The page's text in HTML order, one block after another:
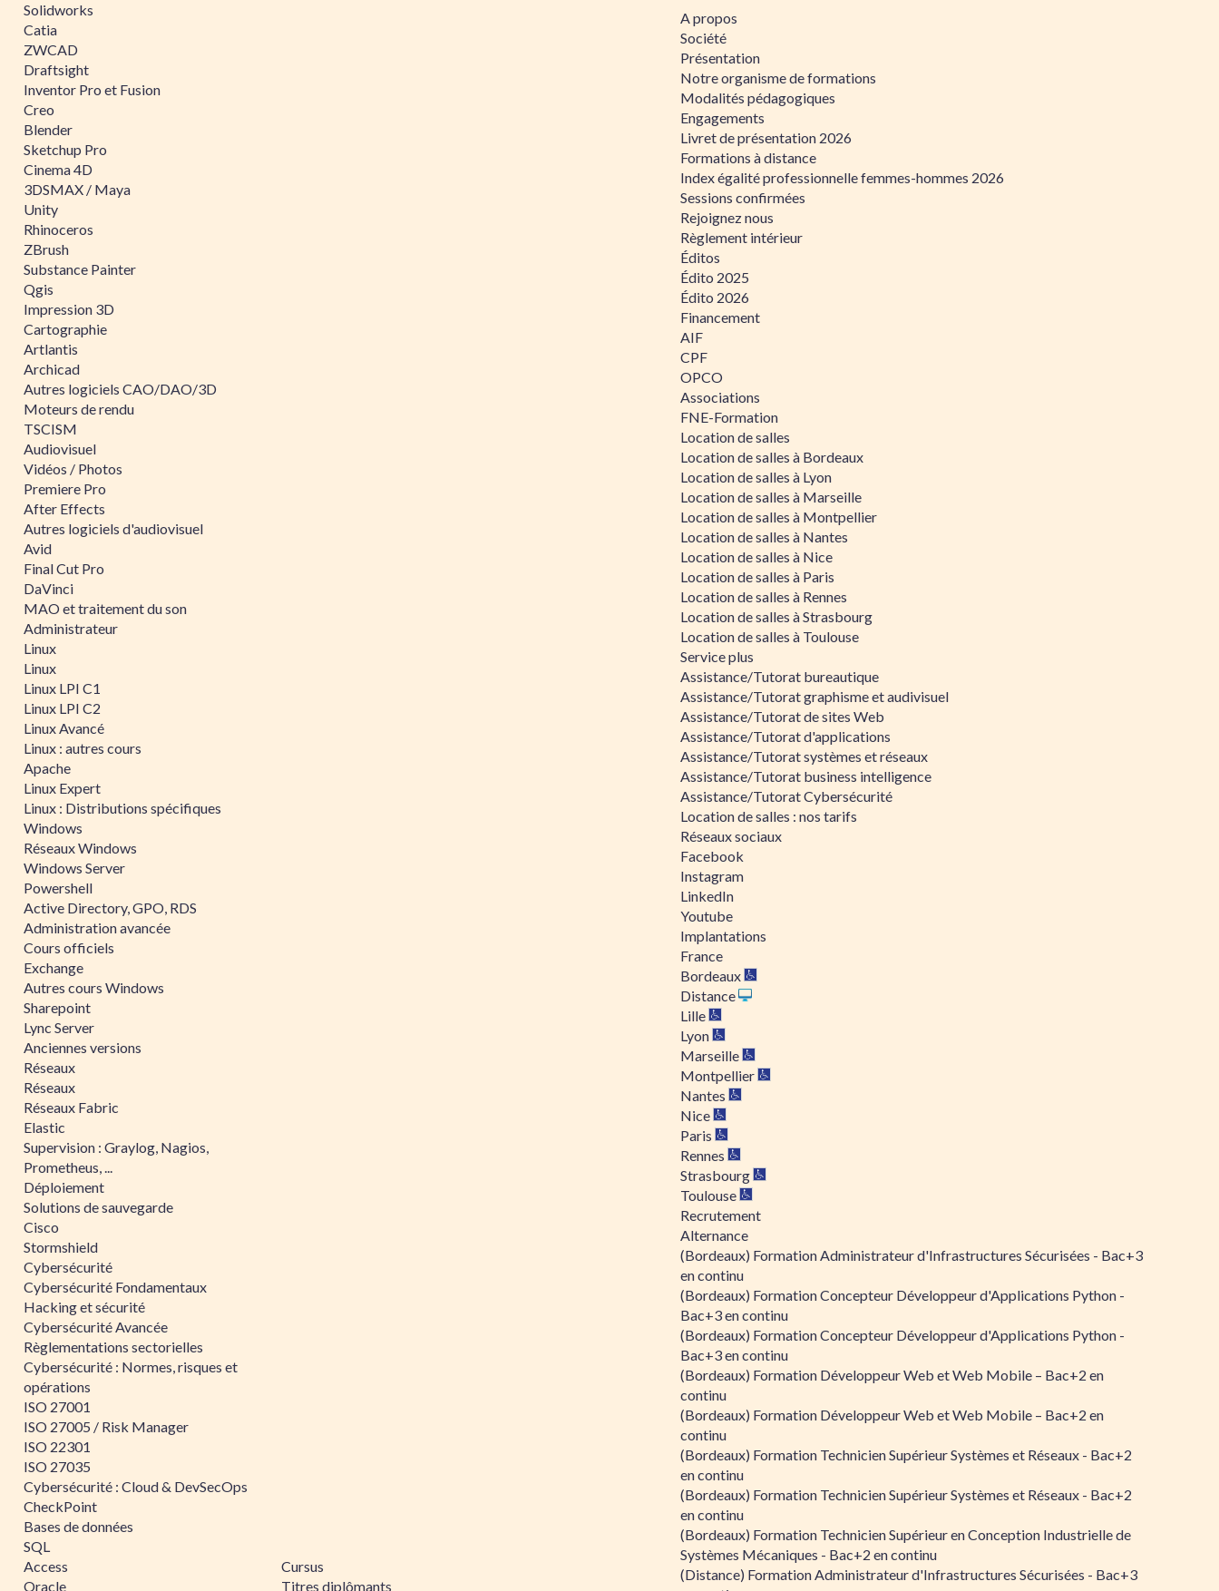
Solidworks
Catia
ZWCAD
Draftsight
Inventor Pro et Fusion
Creo
Blender
Sketchup Pro
Cinema 4D
3DSMAX / Maya
Unity
Rhinoceros
ZBrush
Substance Painter
Qgis
Impression 3D
Cartographie
Artlantis
Archicad
Autres logiciels CAO/DAO/3D
Moteurs de rendu
TSCISM
Audiovisuel
Vidéos / Photos
Premiere Pro
After Effects
Autres logiciels d'audiovisuel
Avid
Final Cut Pro
DaVinci
MAO et traitement du son
Administrateur
Linux
Linux
Linux LPI C1
Linux LPI C2
Linux Avancé
Linux : autres cours
Apache
Linux Expert
Linux : Distributions spécifiques
Windows
Réseaux Windows
Windows Server
Powershell
Active Directory, GPO, RDS
Administration avancée
Cours officiels
Exchange
Autres cours Windows
Sharepoint
Lync Server
Anciennes versions
Réseaux
Réseaux
Réseaux Fabric
Elastic
Supervision : Graylog, Nagios,
Prometheus, ...
Déploiement
Solutions de sauvegarde
Cisco
Stormshield
Cybersécurité
Cybersécurité Fondamentaux
Hacking et sécurité
Cybersécurité Avancée
Règlementations sectorielles
Cybersécurité : Normes, risques et
opérations
ISO 27001
ISO 27005 / Risk Manager
ISO 22301
ISO 27035
Cybersécurité : Cloud & DevSecOps
CheckPoint
Bases de données
SQL
Access
Oracle
Cursus
Titres diplômants
A propos
Société
Présentation
Notre organisme de formations
Modalités pédagogiques
Engagements
Livret de présentation 2026
Formations à distance
Index égalité professionnelle femmes-hommes 2026
Sessions confirmées
Rejoignez nous
Règlement intérieur
Éditos
Édito 2025
Édito 2026
Financement
AIF
CPF
OPCO
Associations
FNE-Formation
Location de salles
Location de salles à Bordeaux
Location de salles à Lyon
Location de salles à Marseille
Location de salles à Montpellier
Location de salles à Nantes
Location de salles à Nice
Location de salles à Paris
Location de salles à Rennes
Location de salles à Strasbourg
Location de salles à Toulouse
Service plus
Assistance/Tutorat bureautique
Assistance/Tutorat graphisme et audivisuel
Assistance/Tutorat de sites Web
Assistance/Tutorat d'applications
Assistance/Tutorat systèmes et réseaux
Assistance/Tutorat business intelligence
Assistance/Tutorat Cybersécurité
Location de salles : nos tarifs
Réseaux sociaux
Facebook
Instagram
LinkedIn
Youtube
Implantations
France
Bordeaux
Distance
Lille
Lyon
Marseille
Montpellier
Nantes
Nice
Paris
Rennes
Strasbourg
Toulouse
Recrutement
Alternance
(Bordeaux) Formation Administrateur d'Infrastructures Sécurisées - Bac+3
en continu
(Bordeaux) Formation Concepteur Développeur d'Applications Python -
Bac+3 en continu
(Bordeaux) Formation Concepteur Développeur d'Applications Python -
Bac+3 en continu
(Bordeaux) Formation Développeur Web et Web Mobile – Bac+2 en
continu
(Bordeaux) Formation Développeur Web et Web Mobile – Bac+2 en
continu
(Bordeaux) Formation Technicien Supérieur Systèmes et Réseaux - Bac+2
en continu
(Bordeaux) Formation Technicien Supérieur Systèmes et Réseaux - Bac+2
en continu
(Bordeaux) Formation Technicien Supérieur en Conception Industrielle de
Systèmes Mécaniques - Bac+2 en continu
(Distance) Formation Administrateur d'Infrastructures Sécurisées - Bac+3